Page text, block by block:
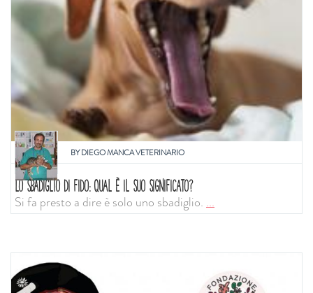
BYDIEGO MANCA VETERINARIO
LO SBADIGLIO DI FIDO: QUAL È IL SUO SIGNIFICATO?
Si fa presto a dire è solo uno sbadiglio....